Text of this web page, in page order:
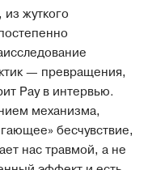
жуткого
— превращения,
Рау в интервью.
механизма,
бесчувствие,
нас травмой, а не